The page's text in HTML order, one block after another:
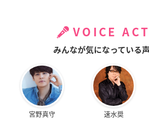
VOICE
みんなが気になっている
宮野真守 速水奨